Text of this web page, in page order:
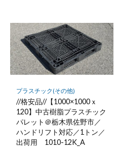
プラスチック(その他)
//格安品//【1000×1000ｘ
120】中古樹脂プラスチック
パレット＠栃木県佐野市／
ハンドリフト対応／1トン／
出荷用 1010-12K_A